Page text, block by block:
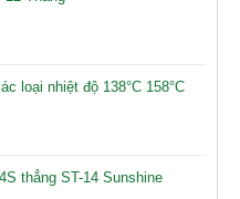
loại nhiệt độ 138°C 158°C
thẳng ST-14 Sunshine